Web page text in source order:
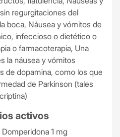
regurgitaciones del
boca, Náusea y vómitos de
infeccioso o dietético o
o farmacoterapia, Una
la náusea y vómitos
de dopamina, como los que
de Parkinson (tales
activos
1 mg